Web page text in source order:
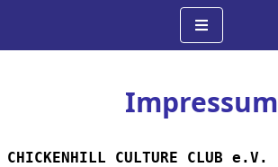
Impressum
CHICKENHILL CULTURE CLUB e.V.